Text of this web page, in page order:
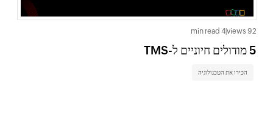
92 views
|
4 min read
5 מודולים חיוניים ל-TMS
הכירו את הטכנולוגיה